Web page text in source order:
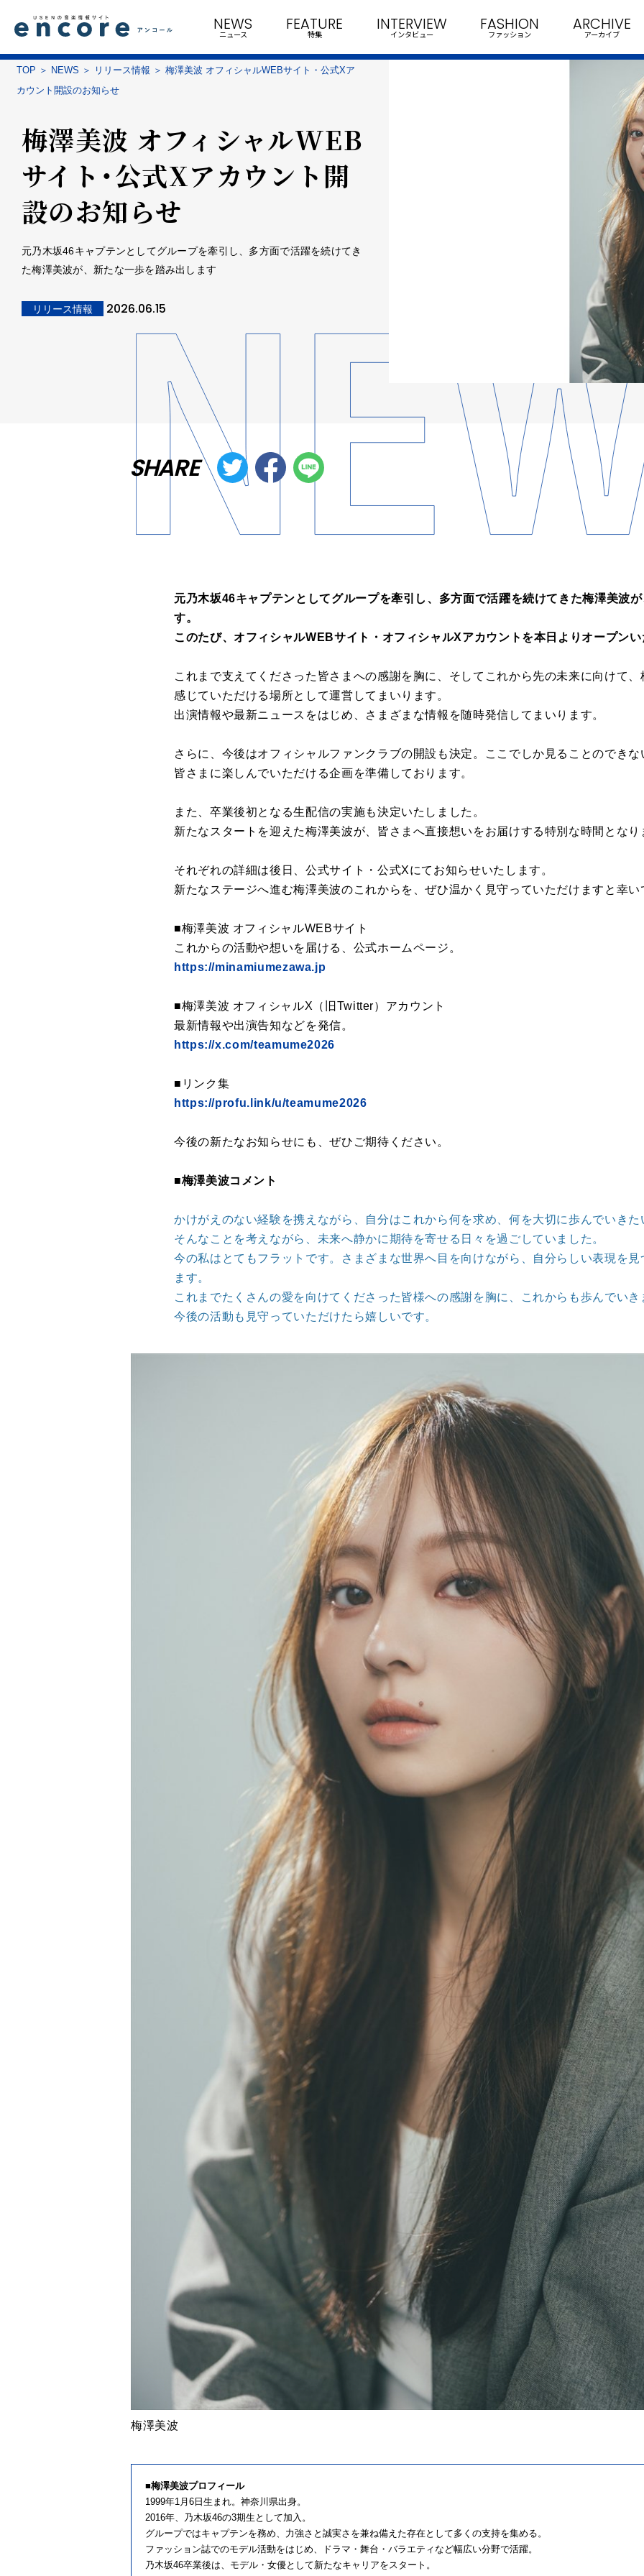
NEWS
ニュース
FEATURE
特集
INTERVIEW
インタビュー
FASHION
ファッション
ARCHIVE
アーカイブ
TOP NEWS リリース情報
梅澤美波 オフィシャルWEBサイト・公式Xア
カウント開設のお知らせ
梅澤美波 オフィシャルWEB
サイト・公式Xアカウント開
設のお知らせ
元乃木坂46キャプテンとしてグループを牽引し、多方面で活躍を続けてき
た梅澤美波が、新たな一歩を踏み出します
リリース情報 2026.06.15
SHARE
元乃木坂46キャプテンとしてグループを牽引し、多方面で活躍を続けてきた梅澤美波
す。
このたび、オフィシャルWEBサイト・オフィシャルXアカウントを本日よりオープン
これまで支えてくださった皆さまへの感謝を胸に、そしてこれから先の未来に向けて、
感じていただける場所として運営してまいります。
出演情報や最新ニュースをはじめ、さまざまな情報を随時発信してまいります。
さらに、今後はオフィシャルファンクラブの開設も決定。ここでしか見ることのでき
皆さまに楽しんでいただける企画を準備しております。
また、卒業後初となる生配信の実施も決定いたしました。
新たなスタートを迎えた梅澤美波が、皆さまへ直接想いをお届けする特別な時間となり
それぞれの詳細は後日、公式サイト・公式Xにてお知らせいたします。
新たなステージへ進む梅澤美波のこれからを、ぜひ温かく見守っていただけますと幸い
■梅澤美波 オフィシャルWEBサイト
これからの活動や想いを届ける、公式ホームページ。
https://minamiumezawa.jp
■梅澤美波 オフィシャルX（旧Twitter）アカウント
最新情報や出演告知などを発信。
https://x.com/teamume2026
■リンク集
https://profu.link/u/teamume2026
今後の新たなお知らせにも、ぜひご期待ください。
■梅澤美波コメント
かけがえのない経験を携えながら、自分はこれから何を求め、何を大切に歩んでいきた
そんなことを考えながら、未来へ静かに期待を寄せる日々を過ごしていました。
今の私はとてもフラットです。さまざまな世界へ目を向けながら、自分らしい表現を
ます。
これまでたくさんの愛を向けてくださった皆様への感謝を胸に、これからも歩んでいき
今後の活動も見守っていただけたら嬉しいです。
梅澤美波
■梅澤美波プロフィール
1999年1月6日生まれ。神奈川県出身。
2016年、乃木坂46の3期生として加入。
グループではキャプテンを務め、力強さと誠実さを兼ね備えた存在として多くの支持を集める。
ファッション誌でのモデル活動をはじめ、ドラマ・舞台・バラエティなど幅広い分野で活躍。
乃木坂46卒業後は、モデル・女優として新たなキャリアをスタート。